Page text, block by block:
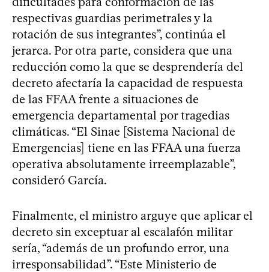
respectivas guardias perimetrales y la
rotación de sus integrantes”, continúa el
jerarca. Por otra parte, considera que una
reducción como la que se desprendería del
decreto afectaría la capacidad de respuesta
de las FFAA frente a situaciones de
emergencia departamental por tragedias
climáticas. “El Sinae [Sistema Nacional de
Emergencias] tiene en las FFAA una fuerza
operativa absolutamente irreemplazable”,
consideró García.
Finalmente, el ministro arguye que aplicar el
decreto sin exceptuar al escalafón militar
sería, “además de un profundo error, una
irresponsabilidad”. “Este Ministerio de